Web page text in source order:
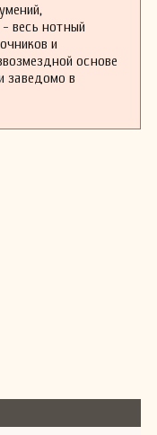
весь нотный
и
основе
заведомо в